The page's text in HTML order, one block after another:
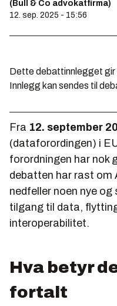
(Bull & Co advokatfirma)
12. sep. 2025 - 15:56
Dette debattinnlegget gir
Innlegg kan sendes til
Fra 12. september
(dataforordingen) i
forordningen har nok
debatten har rast om
nedfeller noen nye
tilgang til data,
interoperabilitet.
Hva betyr
fortalt